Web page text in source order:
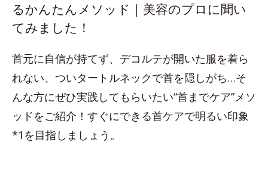
るかんたんメソッド｜美容のプロに聞い
てみました！
首元に自信が持てず、デコルテが開いた服を着ら
れない、ついタートルネックで首を隠しがち…そ
んな方にぜひ実践してもらいたい“首までケア”メソ
ッドをご紹介！すぐにできる首ケアで明るい印象
*1を目指しましょう。